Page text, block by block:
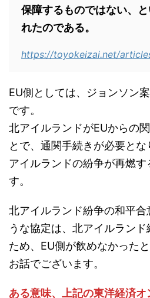
保障するものではない、
れたのである。
https://toyokeizai.net/
EU側としては、ジョンソン
です。
北アイルランドがEUからの
とで、通関手続きが必要と
アイルランドの紛争が再燃
す。
北アイルランド紛争の和平合
うな協定は、北アイルラン
ため、EU側が飲めなかった
お話でございます。
ある意味、上記の東洋経済